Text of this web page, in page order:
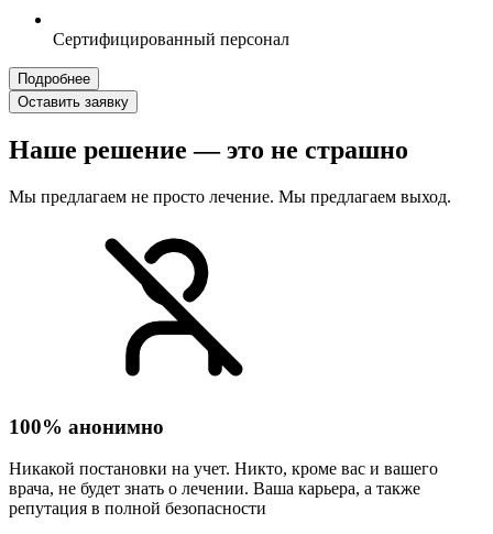
Сертифицированный персонал
Подробнее
Оставить заявку
Наше решение — это не страшно
Мы предлагаем не просто лечение. Мы предлагаем выход.
100% анонимно
Никакой постановки на учет. Никто, кроме вас и вашего
врача, не будет знать о лечении. Ваша карьера, а также
репутация в полной безопасности